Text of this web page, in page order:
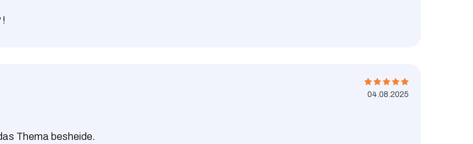
!
04.08.2025
Thema besheide.